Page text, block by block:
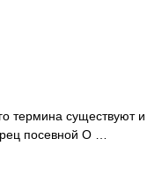
термина существуют и
посевной О …